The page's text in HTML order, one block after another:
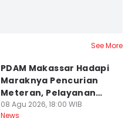
See More
PDAM Makassar Hadapi
Maraknya Pencurian
Meteran, Pelayanan
Ikut Terdampak
08 Agu 2026, 18:00 WIB
News